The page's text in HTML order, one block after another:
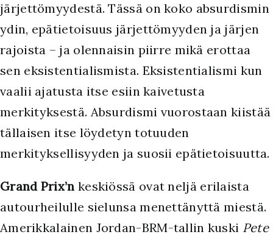
järjettömyydestä. Tässä on koko absurdismin
ydin, epätietoisuus järjettömyyden ja järjen
rajoista – ja olennaisin piirre mikä erottaa
sen eksistentialismista. Eksistentialismi kun
vaalii ajatusta itse esiin kaivetusta
merkityksestä. Absurdismi vuorostaan kiistää
tällaisen itse löydetyn totuuden
merkityksellisyyden ja suosii epätietoisuutta.
Grand Prix’n keskiössä ovat neljä erilaista
autourheilulle sielunsa menettänyttä miestä.
Amerikkalainen Jordan-BRM-tallin kuski Pete